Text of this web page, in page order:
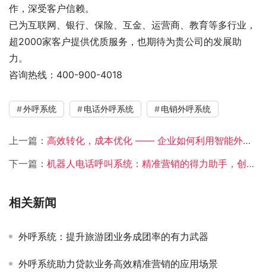
作，深受客户信赖。
已为互联网、银行、保险、互金、运营商、教育等多行业，
超2000家客户提供优质服务，也期待为贵公司的发展助
力。
咨询热线：400-900-4018
外呼系统 电话外呼系统 电销外呼系统
上一篇： 高效转化，成本优化 —— 企业如何利用智能外呼机器人提升业务效能
下一篇： 机器人电话呼叫系统：精准营销的得力助手，创造销售奇迹
相关新闻
外呼系统：提升旅游团业务成团率的有力武器
外呼系统助力贷款业务高效精准营销的应用场景